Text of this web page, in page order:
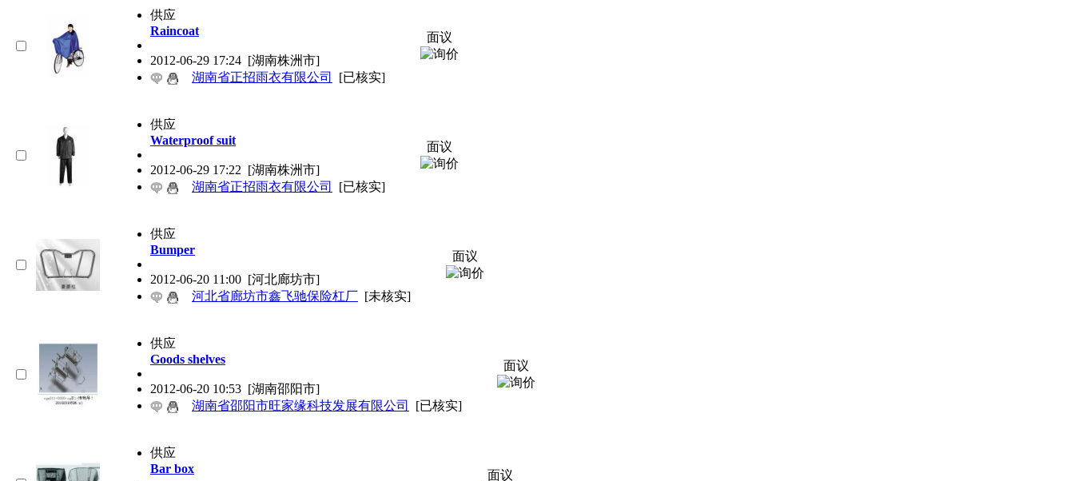
供应
Raincoat
2012-06-29 17:24 [湖南株洲市]
湖南省正招雨衣有限公司
[已核实]
面议
供应
Waterproof suit
2012-06-29 17:22 [湖南株洲市]
湖南省正招雨衣有限公司
[已核实]
面议
供应
Bumper
2012-06-20 11:00 [河北廊坊市]
河北省廊坊市鑫飞驰保险杠厂 [未核实]
面议
供应
Goods shelves
2012-06-20 10:53 [湖南邵阳市]
湖南省邵阳市旺家缘科技发展有限公司
[已核实]
面议
供应
Bar box
面议